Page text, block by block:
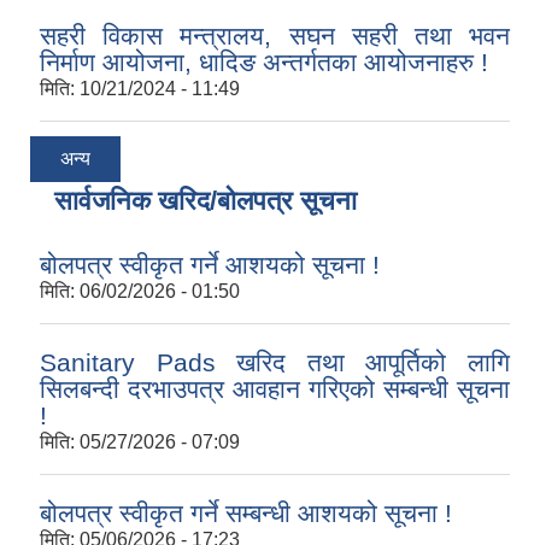
सहरी विकास मन्त्रालय, सघन सहरी तथा भवन
निर्माण आयोजना, धादिङ अन्तर्गतका आयोजनाहरु !
मिति: 10/21/2024 - 11:49
अन्य
सार्वजनिक खरिद/बोलपत्र सूचना
बोलपत्र स्वीकृत गर्ने आशयको सूचना !
मिति: 06/02/2026 - 01:50
Sanitary Pads खरिद तथा आपूर्तिको लागि
सिलबन्दी दरभाउपत्र आवहान गरिएको सम्बन्धी सूचना
!
मिति: 05/27/2026 - 07:09
बोलपत्र स्वीकृत गर्ने सम्बन्धी आशयको सूचना !
मिति: 05/06/2026 - 17:23